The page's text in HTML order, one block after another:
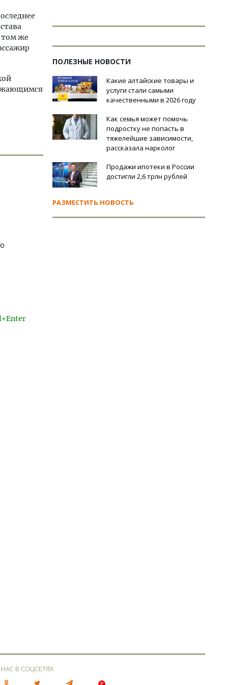
том же
ПОЛЕЗНЫЕ НОВОСТИ
Какие алтайские товары и
услуги стали самыми
качественными в 2026 году
Как семья может помочь
подростку не попасть в
тяжелейшие зависимости,
рассказала нарколог
Продажи ипотеки в России
достигли 2,6 трлн рублей
РАЗМЕСТИТЬ НОВОСТЬ
В СОЦСЕТЯХ